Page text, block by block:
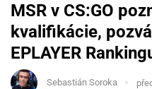
MSR v CS:GO
kvalifikácie,
EPLAYER
Sebastián Soroka